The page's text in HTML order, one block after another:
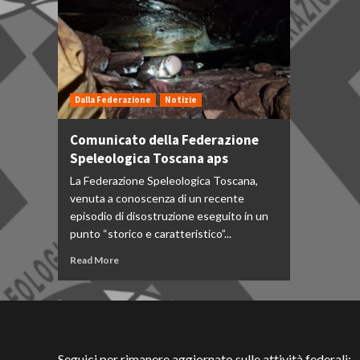
Dalla Federazione Notizie
Comunicato della Federazione
Speleologica Toscana aps
La Federazione Speleologica Toscana,
venuta a conoscenza di un recente
episodio di disostruzione eseguito in un
punto “storico e caratteristico”...
Read More